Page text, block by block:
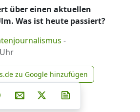
über einen aktuellen
Was ist heute passiert?
-
Uhr
news.de zu Google
zu Google hinzufügen
Teilen auf Facebook
Teilen auf Whatsapp
Teilen auf Telegram
Teilen auf Pinterest
Per E-Mail teilen
Post auf X